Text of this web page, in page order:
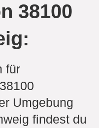
38100
für
Umgebung
findest du